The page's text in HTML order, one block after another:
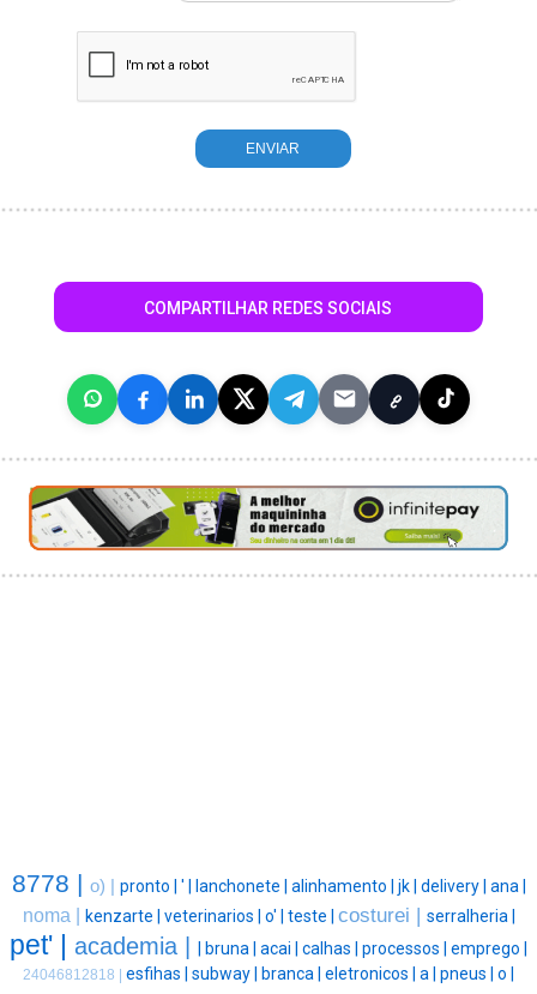
COMPARTILHAR REDES SOCIAIS
8778 | o) | pronto | ' | lanchonete | alinhamento | jk | delivery | ana |
noma | kenzarte | veterinarios | o' | teste | costurei | serralheria |
pet' | academia | bruna | acai | calhas | processos | emprego |
24046812818 | esfihas | subway | branca | eletronicos | a | pneus | o |